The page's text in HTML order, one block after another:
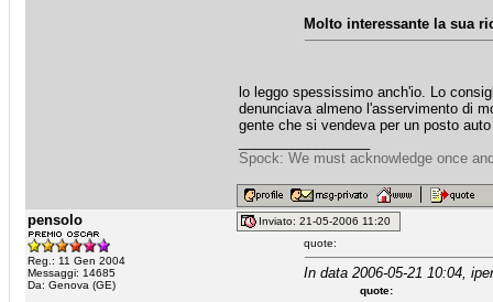
Molto interessante la sua
lo leggo spessissimo anch'io. Lo
denunciava almeno l'asservimento di
gente che si vendeva per un posto
Spock: We must acknowledge once
pensolo
Reg.: 11 Gen 2004
Messaggi: 14685
Da: Genova (GE)
Inviato: 21-05-2006 11:20
quote:
In data 2006-05-21 10:04,
quote: